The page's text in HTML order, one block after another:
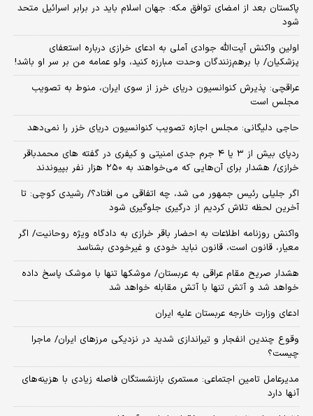
پاکستان بعد از امضای توافق مکه: جهان اسلام باید در برابر اسرائیل متحد
شود
اولین واکنش آیت‌الله جوادی آملی به ادعای خرازی درباره استعفای
پزشکیان/ با برهم‌زنندگان وحدت مبارزه کنید، ولو عمامه من بر سر او باشد!
عراقچی: پذیرش کنوانسیون دریای خرز از سوی ایران، منوط به تصویب
مجلس است
حاجی دلیگانی: مجلس اجازه تصویب کنوانسیون دریای خزر را نمی‌دهد
ردپای بیش از ۳ یا ۴ جرم جدی امنیتی و کیفری در گفته های محمدباقر
خرازی/ هشدار برای آن‌هایی که می‌خواهند به ۲۵۰ هزار نفر بپیوندند
اگر جلیلی رئیس جمهور می شد، چه اتفاقی می افتاد؟/ رشیدی کوچی: تا
آخرین لحظه تلاش کردیم از درگیری جلوگیری شود
واکنش روزنامه اطلاعات به احضار باقر خرازی به دادگاه ویژه روحانیت/ اگر
معیار، قانون است، قانون نباید خودی و غیرخودی بشناسد
هشدار صریح مقام عراقی به عربستان/ موشکها تنها با موشک پاسخ داده
خواهد شد و آتش تنها با آتش مقابله خواهد شد
ادعای وزارت خارجه عربستان علیه ایران
وقوع چندین انفجار و تیراندازی شدید در نزدیکی مرز‌های ایران/ ماجرا
چیست؟
مدیرعامل تامین اجتماعی: مستمری بازنشستگان فاصله زیادی با هزینه‌های
آنها دارد